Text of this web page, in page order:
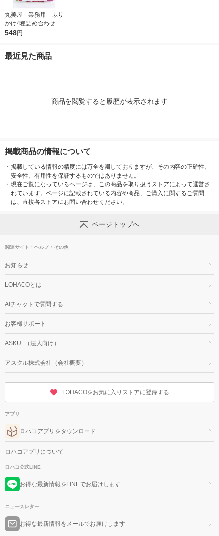
丸美屋 業務用 ふり
かけ4種詰め合わせ
1個（2.5g×40袋) 4
548円
最近見た商品
商品を閲覧すると履歴が表示されます
掲載商品の情報について
・ 掲載している情報の精度には万全を期しておりますが、その内容の正確性、
安全性、有用性を保証するものではありません。
・ 現在ご覧になっているページは、この商品を取り扱うストアによって運営さ
れています。ページに記載されている内容や商品、ご購入に関するご質問
は、直接各ストアにお問い合わせください。
ページトップへ
関連サイト・ヘルプ・その他
お知らせ
LOHACOとは
AIチャットで質問する
お客様サポート
ASKUL（法人向け）
アスクル株式会社（会社概要）
LOHACOをお気に入りストアに登録する
アプリ
ロハコアプリをダウンロード
ロハコアプリについて
ロハコ公式LINE
お得な最新情報をLINEでお届けします
ニュースレター
お得な最新情報をメールでお届けします